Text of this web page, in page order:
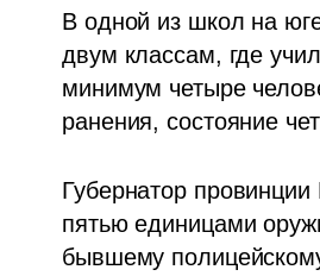
В одной из школ на
двум классам, где
минимум четыре
ранения, состояние
Губернатор
пятью единицами
бывшему